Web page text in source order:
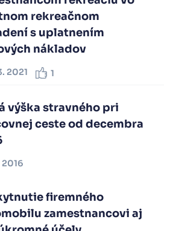
rekreačnom
s uplatnením
nákladov
2021 1
výška stravného pri
ceste od decembra
2016
firemného
zamestnancovi aj